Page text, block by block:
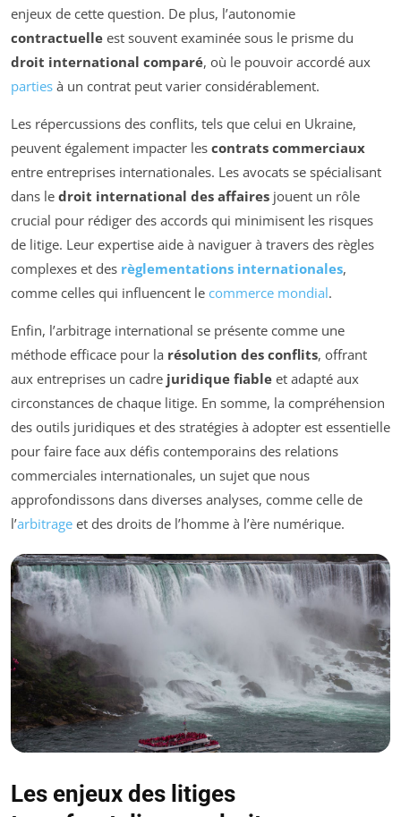
enjeux de cette question. De plus, l’autonomie
contractuelle est souvent examinée sous le prisme du
droit international comparé, où le pouvoir accordé aux
parties à un contrat peut varier considérablement.
Les répercussions des conflits, tels que celui en Ukraine,
peuvent également impacter les contrats commerciaux
entre entreprises internationales. Les avocats se spécialisant
dans le droit international des affaires jouent un rôle
crucial pour rédiger des accords qui minimisent les risques
de litige. Leur expertise aide à naviguer à travers des règles
complexes et des règlementations internationales,
comme celles qui influencent le commerce mondial.
Enfin, l’arbitrage international se présente comme une
méthode efficace pour la résolution des conflits, offrant
aux entreprises un cadre juridique fiable et adapté aux
circonstances de chaque litige. En somme, la compréhension
des outils juridiques et des stratégies à adopter est essentielle
pour faire face aux défis contemporains des relations
commerciales internationales, un sujet que nous
approfondissons dans diverses analyses, comme celle de
l’arbitrage et des droits de l’homme à l’ère numérique.
Les enjeux des litiges